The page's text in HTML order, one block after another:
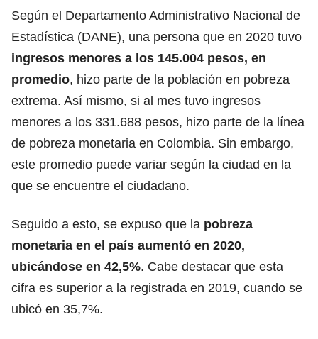
Según el Departamento Administrativo Nacional de
Estadística (DANE), una persona que en 2020 tuvo
ingresos menores a los 145.004 pesos, en
promedio, hizo parte de la población en pobreza
extrema. Así mismo, si al mes tuvo ingresos
menores a los 331.688 pesos, hizo parte de la línea
de pobreza monetaria en Colombia. Sin embargo,
este promedio puede variar según la ciudad en la
que se encuentre el ciudadano.
Seguido a esto, se expuso que la pobreza
monetaria en el país aumentó en 2020,
ubicándose en 42,5%. Cabe destacar que esta
cifra es superior a la registrada en 2019, cuando se
ubicó en 35,7%.